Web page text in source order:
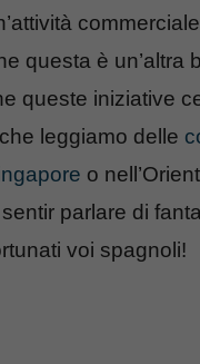
questa è un’altra
queste iniziative
leggiamo delle
o
parlare di
voi spagnoli!